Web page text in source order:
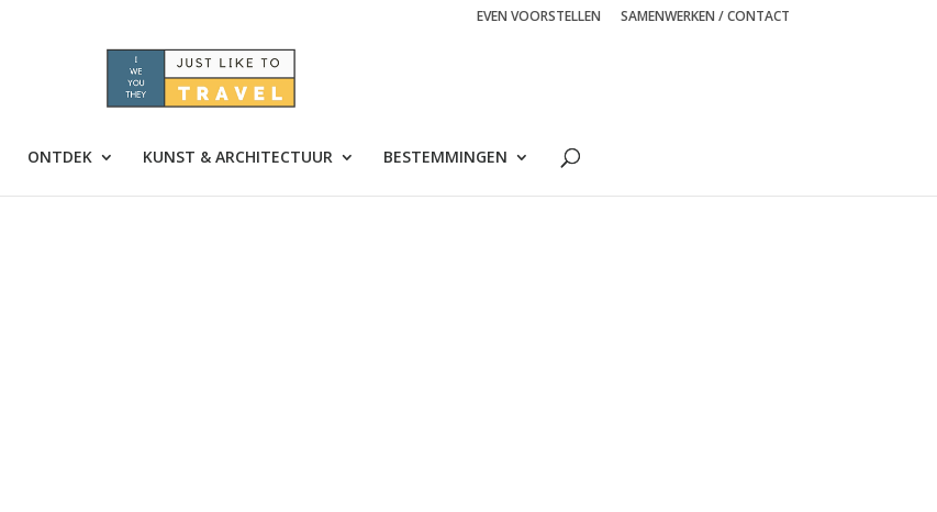
EVEN VOORSTELLEN SAMENWERKEN / CONTACT
ONTDEK KUNST & ARCHITECTUUR BESTEMMINGEN